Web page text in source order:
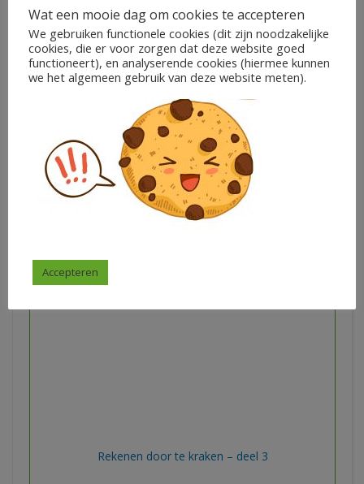
Memodrie – tafel van 8
€ 1,50
Marian de Ridder
Rekenen door te kraken – deel 3
Wat een mooie dag om cookies te accepteren
We gebruiken functionele cookies (dit zijn noodzakelijke
cookies, die er voor zorgen dat deze website goed
functioneert), en analyserende cookies (hiermee kunnen
we het algemeen gebruik van deze website meten).
Accepteren